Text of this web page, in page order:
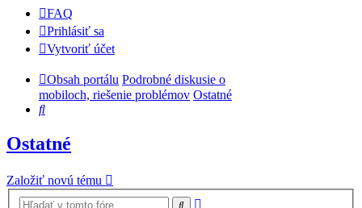
FAQ
Prihlásiť sa
Vytvoriť účet
Obsah portálu Podrobné diskusie o
mobiloch, riešenie problémov Ostatné
Hľadať
Ostatné
Založiť novú tému
Hľadať